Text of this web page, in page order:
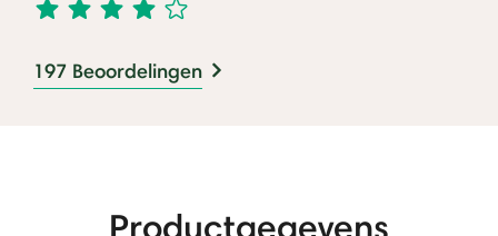
197 Beoordelingen
Productgegevens